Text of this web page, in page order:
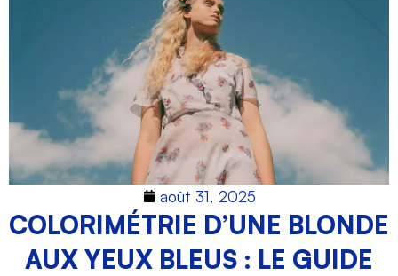
août 31, 2025
COLORIMÉTRIE D’UNE BLONDE
AUX YEUX BLEUS : LE GUIDE